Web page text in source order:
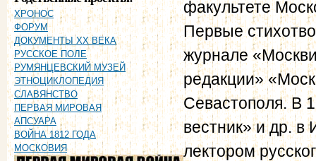
ХРОНОС
ФОРУМ
ДОКУМЕНТЫ XX ВЕКА
РУССКОЕ ПОЛЕ
РУМЯНЦЕВСКИЙ МУЗЕЙ
ЭТНОЦИКЛОПЕДИЯ
СЛАВЯНСТВО
ПЕРВАЯ МИРОВАЯ
АПСУАРА
ВОЙНА 1812 ГОДА
МОСКОВИЯ
факультете
Первые
журнале
редакции»
Севастополя. В
вестник» и др.
лектором